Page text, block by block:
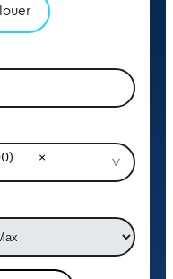
louer